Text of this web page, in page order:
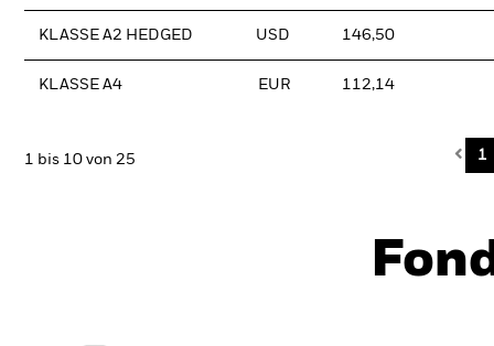
KLASSE A2 HEDGED USD 146,50
KLASSE A4 EUR 112,14
1 bis 10 von 25 1